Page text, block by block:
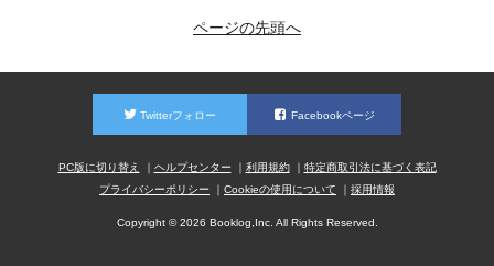
ページの先頭へ
Twitterフォロー Facebookページ
PC版に切り替え ヘルプセンター 利用規約
特定商取引法に基づく表記
プライバシーポリシー
Cookieの使用について 採用情報
Copyright © 2026 Booklog,Inc. All Rights Reserved.